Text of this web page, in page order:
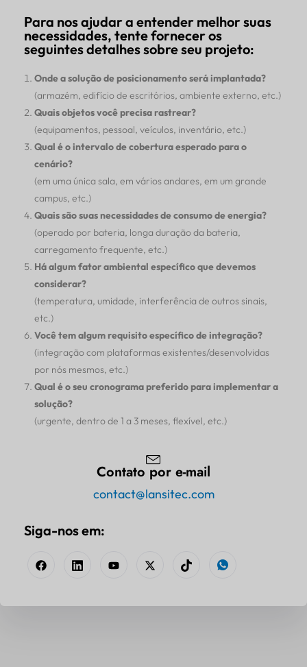
Para nos ajudar a entender melhor suas
necessidades, tente fornecer os
seguintes detalhes sobre seu projeto:
Onde a solução de posicionamento será implantada?
(armazém, edifício de escritórios, ambiente externo, etc.)
Quais objetos você precisa rastrear?
(equipamentos, pessoal, veículos, inventário, etc.)
Qual é o intervalo de cobertura esperado para o
cenário?
(em uma única sala, em vários andares, em um grande
campus, etc.)
Quais são suas necessidades de consumo de energia?
(operado por bateria, longa duração da bateria,
carregamento frequente, etc.)
Há algum fator ambiental específico que devemos
considerar?
(temperatura, umidade, interferência de outros sinais,
etc.)
Você tem algum requisito específico de integração?
(integração com plataformas existentes/desenvolvidas
por nós mesmos, etc.)
Qual é o seu cronograma preferido para implementar a
solução?
(urgente, dentro de 1 a 3 meses, flexível, etc.)
Contato por e-mail
contact@lansitec.com
Siga-nos em: